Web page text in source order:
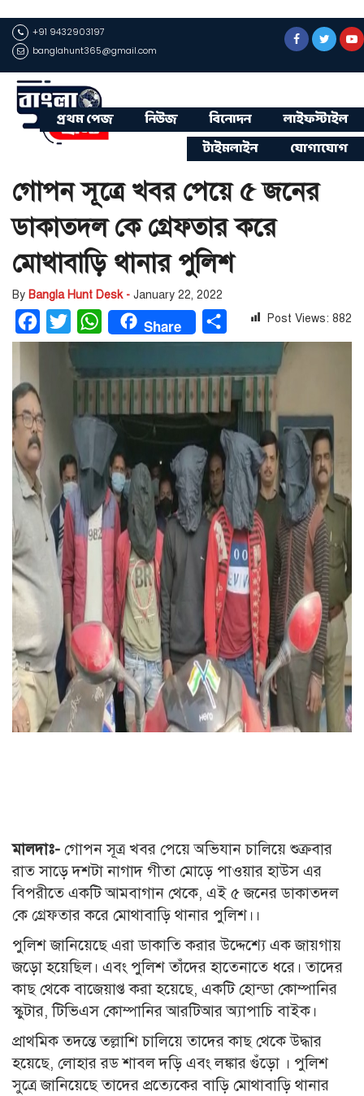
+91 9432903197
banglahunt365@gmail.com
প্রথম পেজ নিউজ বিনোদন
লাইফস্টাইল
টাইমলাইন
যোগাযোগ
গোপন সূত্রে খবর পেয়ে ৫ জনের
ডাকাতদল কে গ্রেফতার করে
মোথাবাড়ি থানার পুলিশ
By Bangla Hunt Desk - January 22, 2022
Facebook
Twitter WhatsAppShare Share Post Views: 882
মালদাঃ- গোপন সূত্র খবর পেয়ে অভিযান চালিয়ে শুক্রবার
রাত সাড়ে দশটা নাগাদ গীতা মোড়ে পাওয়ার হাউস এর
বিপরীতে একটি আমবাগান থেকে, এই ৫ জনের ডাকাতদল
কে গ্রেফতার করে মোথাবাড়ি থানার পুলিশ।।
পুলিশ জানিয়েছে এরা ডাকাতি করার উদ্দেশ্যে এক জায়গায়
জড়ো হয়েছিল। এবং পুলিশ তাঁদের হাতেনাতে ধরে। তাদের
কাছ থেকে বাজেয়াপ্ত করা হয়েছে, একটি হোন্ডা কোম্পানির
স্কুটার, টিভিএস কোম্পানির আরটিআর অ্যাপাচি বাইক।
প্রাথমিক তদন্তে তল্লাশি চালিয়ে তাদের কাছ থেকে উদ্ধার
হয়েছে, লোহার রড শাবল দড়ি এবং লঙ্কার গুঁড়ো । পুলিশ
সুত্রে জানিয়েছে তাদের প্রত্যেকের বাড়ি মোথাবাড়ি থানার